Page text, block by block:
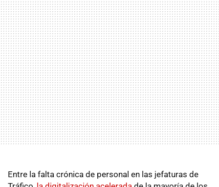
Entre la falta crónica de personal en las jefaturas de